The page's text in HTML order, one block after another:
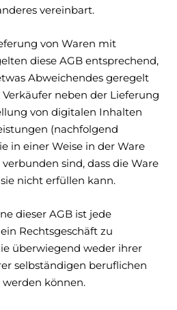
vereinbart.
von Waren mit
diese AGB entsprechend,
Abweichendes geregelt
neben der Lieferung
von digitalen Inhalten
(nachfolgend
in einer Weise in der Ware
sind, dass die Ware
nicht erfüllen kann.
dieser AGB ist jede
Rechtsgeschäft zu
überwiegend weder ihrer
selbständigen beruflichen
können.